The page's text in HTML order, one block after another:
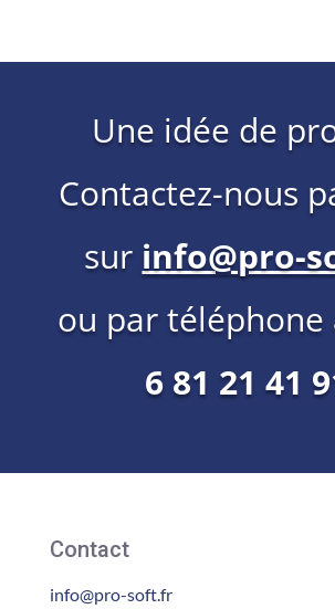
Une idée de
Contactez-nous
sur info@pro-
ou par téléphone
6 81 21 41
Contact
info@pro-soft.fr